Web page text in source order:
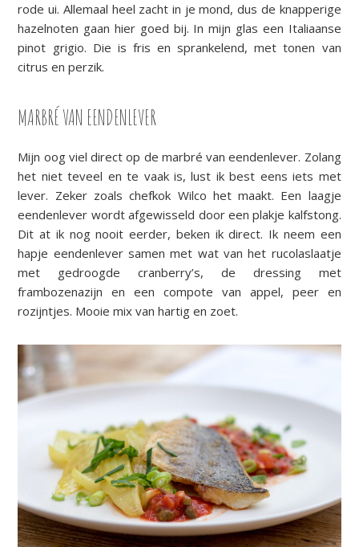
rode ui. Allemaal heel zacht in je mond, dus de knapperige
hazelnoten gaan hier goed bij. In mijn glas een Italiaanse
pinot grigio. Die is fris en sprankelend, met tonen van
citrus en perzik.
MARBRÉ VAN EENDENLEVER
Mijn oog viel direct op de marbré van eendenlever. Zolang
het niet teveel en te vaak is, lust ik best eens iets met
lever. Zeker zoals chefkok Wilco het maakt. Een laagje
eendenlever wordt afgewisseld door een plakje kalfstong.
Dit at ik nog nooit eerder, beken ik direct. Ik neem een
hapje eendenlever samen met wat van het rucolaslaatje
met gedroogde cranberry’s, de dressing met
frambozenazijn en een compote van appel, peer en
rozijntjes. Mooie mix van hartig en zoet.